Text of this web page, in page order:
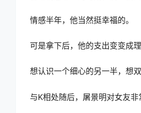
情感半年，他当然挺幸福的。
可是拿下后，他的支出变变成
想认识一个细心的另一半，想
与K相处随后，屠景明对女友